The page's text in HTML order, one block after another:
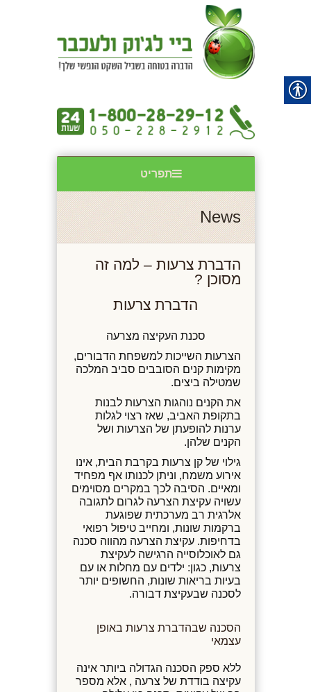
תפריט
News
הדברת צרעות – למה זה
מסוכן ?
הדברת צרעות
סכנת העקיצה מצרעה
הצרעות השייכות למשפחת הדבורים,
מקימות קנים הסובבים סביב המלכה
שמטילה ביצים.
את הקנים נוהגות הצרעות לבנות
בתקופת האביב, שאז רצוי לגלות
ערנות להופעתן של הצרעות ושל
הקנים שלהן.
גילוי של קן צרעות בקרבת הבית, אינו
אירוע משמח, וניתן לכנותו אף מפחיד
ומאיים. הסיבה לכך במקרים מסוימים
עשויה עקיצת הצרעה לגרום לתגובה
אלרגית רב מערכתית שפוגעת
ברקמות שונות, ומחייב טיפול רפואי
בדחיפות. עקיצת הצרעה מהווה סכנה
גם לאוכלוסייה הרגישה לעקיצת
צרעות, כגון: ילדים עם מחלות או עם
בעיות בריאות שונות, החשופים יותר
לסכנה שבעקיצת דבורה.
הסכנה שבהדברת צרעות באופן
עצמאי
ללא ספק הסכנה הגדולה ביותר אינה
עקיצה בודדת של צרעה , אלא מספר